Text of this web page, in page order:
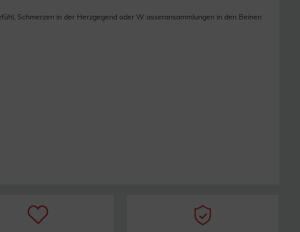
Schmerzen in der Herzgegend oder W asseransammlungen in den Beinen